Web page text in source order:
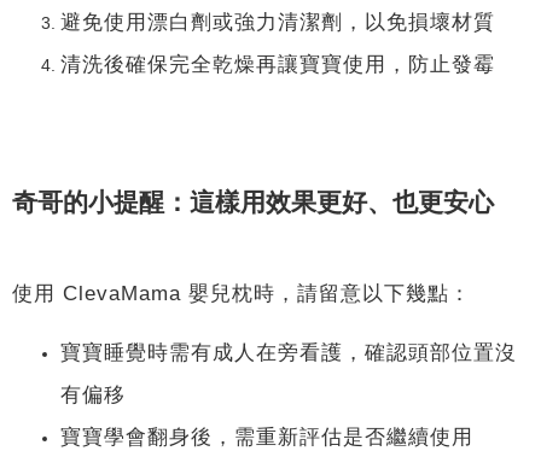
避免使用漂白劑或強力清潔劑，以免損壞材質
清洗後確保完全乾燥再讓寶寶使用，防止發霉
奇哥的小提醒：這樣用效果更好、也更安心
使用 ClevaMama 嬰兒枕時，請留意以下幾點：
寶寶睡覺時需有成人在旁看護，確認頭部位置沒
有偏移
寶寶學會翻身後，需重新評估是否繼續使用